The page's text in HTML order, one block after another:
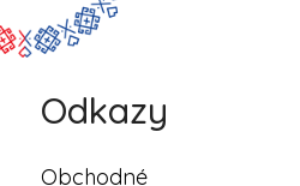
Odkazy
Obchodné